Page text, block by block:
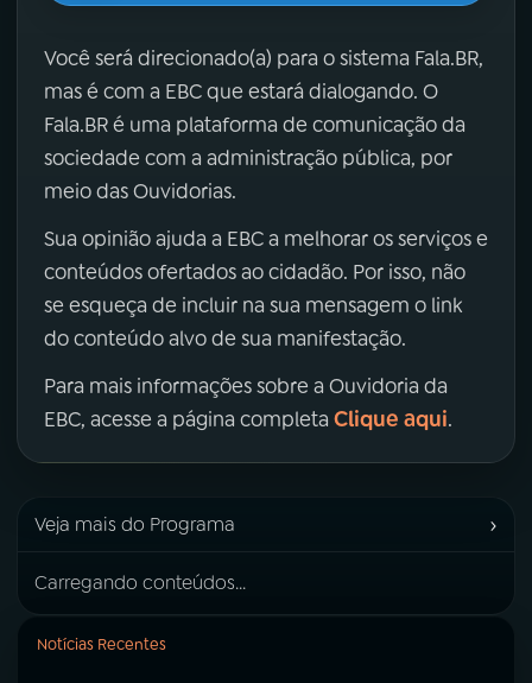
Você será direcionado(a) para o sistema Fala.BR,
mas é com a EBC que estará dialogando. O
Fala.BR é uma plataforma de comunicação da
sociedade com a administração pública, por
meio das Ouvidorias.
Sua opinião ajuda a EBC a melhorar os serviços e
conteúdos ofertados ao cidadão. Por isso, não
se esqueça de incluir na sua mensagem o link
do conteúdo alvo de sua manifestação.
Para mais informações sobre a Ouvidoria da
EBC, acesse a página completa Clique aqui.
Veja mais do Programa ›
Carregando conteúdos...
Notícias Recentes